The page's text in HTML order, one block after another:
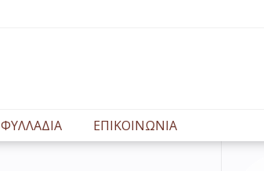
ΦΥΛΛΑΔΙΑ ΕΠΙΚΟΙΝΩΝΙΑ